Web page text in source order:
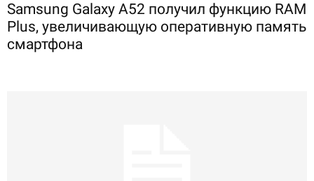
Samsung Galaxy A52 получил функцию RAM
Plus, увеличивающую оперативную память
смартфона